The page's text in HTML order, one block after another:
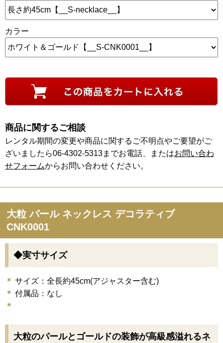
カラー
商品に関するご相談
レンタル期間の変更や商品に関するご不明点やご要望がご
ざいましたら06-4302-5313までお電話、またはお問い合わ
せフォームからお問い合わせください。
大粒 パール ネックレス デコラティブ
CNK0001
◆実寸サイズ
サイズ：全長約45cm(アジャスター含む)
付属品：なし
大粒のパールとゴールドの装飾が高級感溢れるネ